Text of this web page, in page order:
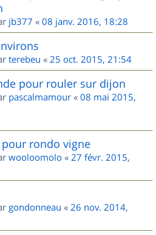
jb377 « 08 janv. 2016, 18:28
terebeu « 25 oct. 2015, 21:54
pour rouler sur dijon
pascalmamour « 08 mai 2015,
rondo vigne
wooloomolo « 27 févr. 2015,
gondonneau « 26 nov. 2014,